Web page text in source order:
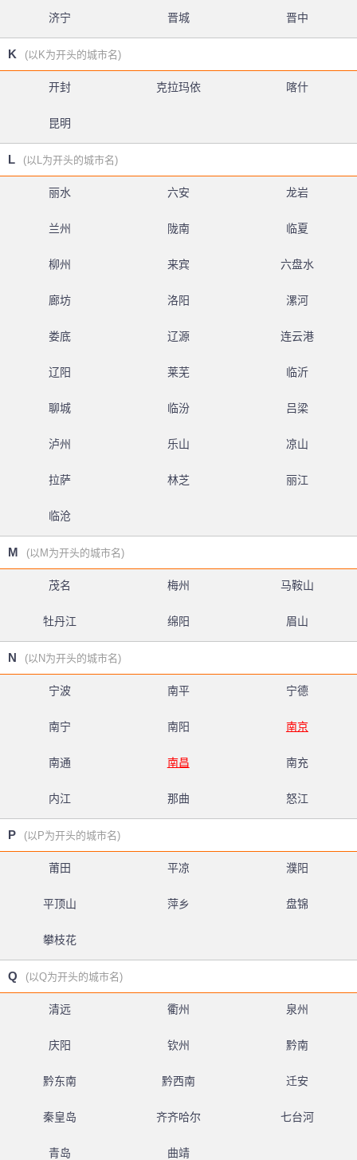
济宁 晋城 晋中
K (以K为开头的城市名)
开封 克拉玛依 喀什
昆明
L (以L为开头的城市名)
丽水 六安 龙岩
兰州 陇南 临夏
柳州 来宾 六盘水
廊坊 洛阳 漯河
娄底 辽源 连云港
辽阳 莱芜 临沂
聊城 临汾 吕梁
泸州 乐山 凉山
拉萨 林芝 丽江
临沧
M (以M为开头的城市名)
茂名 梅州 马鞍山
牡丹江 绵阳 眉山
N (以N为开头的城市名)
宁波 南平 宁德
南宁 南阳 南京
南通 南昌 南充
内江 那曲 怒江
P (以P为开头的城市名)
莆田 平凉 濮阳
平顶山 萍乡 盘锦
攀枝花
Q (以Q为开头的城市名)
清远 衢州 泉州
庆阳 钦州 黔南
黔东南 黔西南 迁安
秦皇岛 齐齐哈尔 七台河
青岛 曲靖